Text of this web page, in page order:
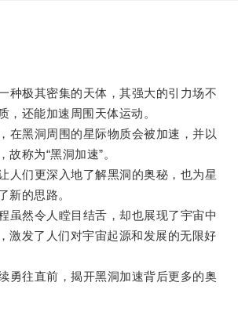
极其密集的天体，其强大的引力场不
，还能加速周围天体运动。
黑洞周围的星际物质会被加速，并以
称为“黑洞加速”。
们更深入地了解黑洞的奥秘，也为星
新的思路。
然令人瞠目结舌，却也展现了宇宙中
激发了人们对宇宙起源和发展的无限好
往直前，揭开黑洞加速背后更多的奥